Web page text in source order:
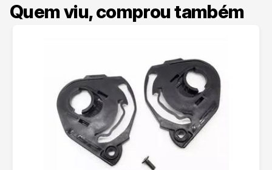
Quem viu, comprou também